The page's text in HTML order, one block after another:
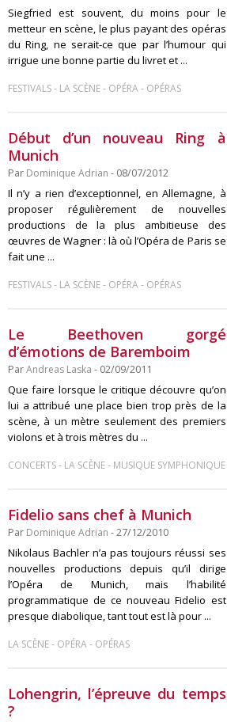
Siegfried est souvent, du moins pour le
metteur en scène, le plus payant des opéras
du Ring, ne serait-ce que par l’humour qui
irrigue une bonne partie du livret et ...
FESTIVALS- LA SCÈNE- OPÉRA- OPÉRAS
Début d’un nouveau Ring à
Munich
Par Dominique Adrian - 08/07/2012
Il n’y a rien d’exceptionnel, en Allemagne, à
proposer régulièrement de nouvelles
productions de la plus ambitieuse des
œuvres de Wagner : là où l’Opéra de Paris se
fait une ...
FESTIVALS- LA SCÈNE- OPÉRA- OPÉRAS
Le Beethoven gorgé
d’émotions de Baremboim
ParAndreas Laska - 02/09/2011
Que faire lorsque le critique découvre qu’on
lui a attribué une place bien trop près de la
scène, à un mètre seulement des premiers
violons et à trois mètres du ...
CONCERTS- LA SCÈNE- MUSIQUE SYMPHONIQUE
Fidelio sans chef à Munich
Par Dominique Adrian - 27/12/2010
Nikolaus Bachler n’a pas toujours réussi ses
nouvelles productions depuis qu’il dirige
l’Opéra de Munich, mais l’habilité
programmatique de ce nouveau Fidelio est
presque diabolique, tant tout est là pour ...
LA SCÈNE- OPÉRA- OPÉRAS
Lohengrin, l’épreuve du temps
?